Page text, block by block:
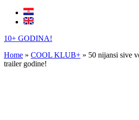
10+ GODINA!
Home » COOL KLUB+ » 50 nijansi sive
trailer godine!